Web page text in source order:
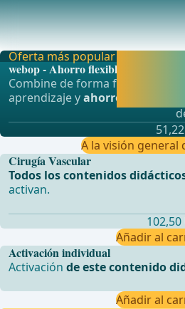
V. jugularis internaOrigense
mediante la confluencia del seno
Activación individual
Activaciónde este contenido
Añadir al
Oferta más popular
webop - Ahorro flexible
Combine de forma flexible
aprendizaje yahorre hasta un
A la visión general
Cirugía Vascular
Todos los contenidos
activan.
Añadir al